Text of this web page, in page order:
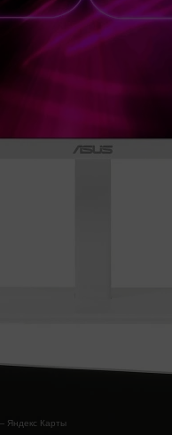
Яндекс Карты